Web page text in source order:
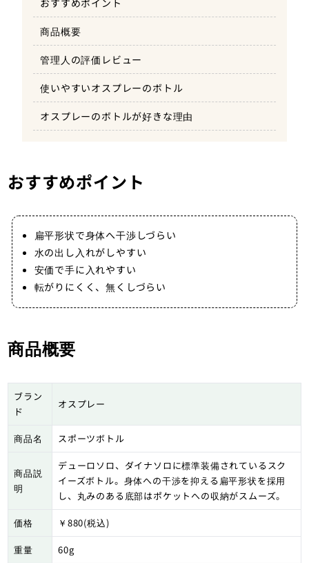
商品概要
管理人の評価レビュー
使いやすいオスプレーのボトル
オスプレーのボトルが好きな理由
おすすめポイント
扁平形状で身体へ干渉しづらい
水の出し入れがしやすい
安価で手に入れやすい
転がりにくく、無くしづらい
商品概要
ブラン
ド
オスプレー
商品名 スポーツボトル
商品説
明
デューロソロ、ダイナソロに標準装備されているスク
イーズボトル。身体への干渉を抑える扁平形状を採用
し、丸みのある底部はポケットへの収納がスムーズ。
価格 ￥880(税込)
重量 60g